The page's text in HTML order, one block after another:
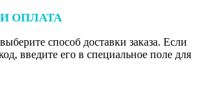
ОПЛАТА
способ доставки заказа. Если
введите его в специальное поле для